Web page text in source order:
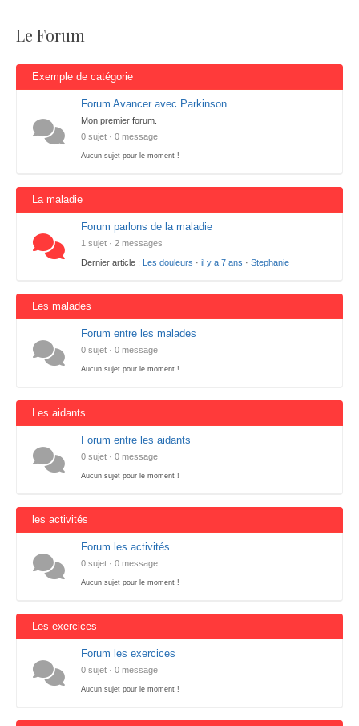
Le Forum
Exemple de catégorie
Forum Avancer avec Parkinson
Mon premier forum.
0 sujet · 0 message
Aucun sujet pour le moment !
La maladie
Forum parlons de la maladie
1 sujet · 2 messages
Dernier article : Les douleurs · il y a 7 ans · Stephanie
Les malades
Forum entre les malades
0 sujet · 0 message
Aucun sujet pour le moment !
Les aidants
Forum entre les aidants
0 sujet · 0 message
Aucun sujet pour le moment !
les activités
Forum les activités
0 sujet · 0 message
Aucun sujet pour le moment !
Les exercices
Forum les exercices
0 sujet · 0 message
Aucun sujet pour le moment !